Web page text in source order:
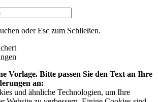
oder Esc zum Schließen.
Vorlage. Bitte passen Sie den Text an Ihre
an:
und ähnliche Technologien, um Ihre